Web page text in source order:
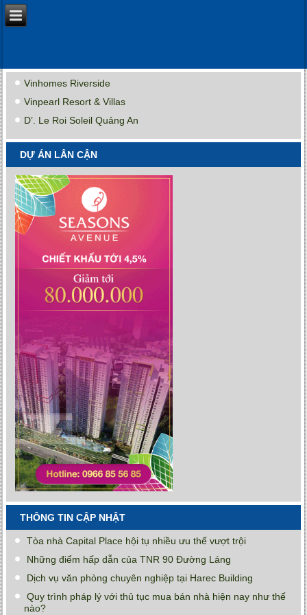
Vinhomes Riverside
Vinpearl Resort & Villas
D’. Le Roi Soleil Quảng An
DỰ ÁN LÂN CẬN
THÔNG TIN CẬP NHẬT
Tòa nhà Capital Place hội tụ nhiều ưu thế vượt trội
Những điểm hấp dẫn của TNR 90 Đường Láng
Dịch vụ văn phòng chuyên nghiệp tại Harec Building
Quy trình pháp lý với thủ tục mua bán nhà hiện nay như thế
nào?